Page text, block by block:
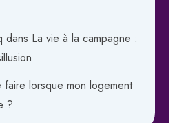
dans La vie à la campagne :
faire lorsque mon logement
?